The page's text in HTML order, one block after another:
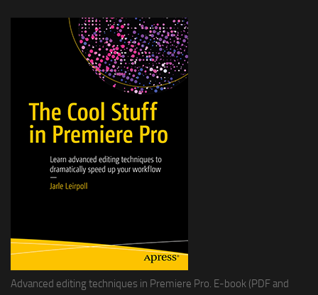
Advanced editing techniques in Premiere Pro. E-book (PDF and